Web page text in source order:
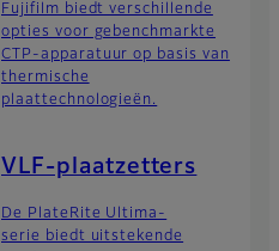
Fujifilm biedt verschillende
opties voor gebenchmarkte
CTP-apparatuur op basis van
thermische
plaattechnologieën.
VLF-plaatzetters
De PlateRite Ultima-
serie biedt uitstekende